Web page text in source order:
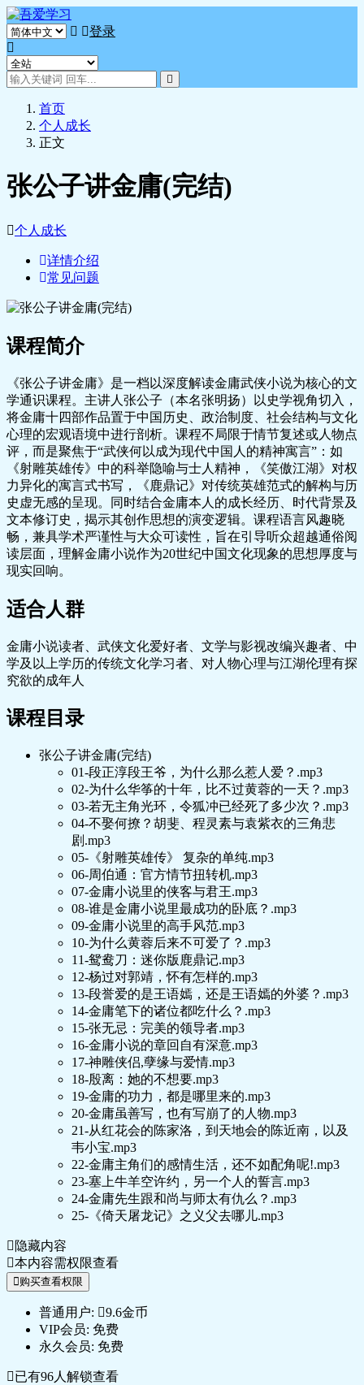
登录
首页
个人成长
正文
张公子讲金庸(完结)
个人成长
详情介绍
常见问题
课程简介
《张公子讲金庸》是一档以深度解读金庸武侠小说为核心的文
学通识课程。主讲人张公子（本名张明扬）以史学视角切入，
将金庸十四部作品置于中国历史、政治制度、社会结构与文化
心理的宏观语境中进行剖析。课程不局限于情节复述或人物点
评，而是聚焦于“武侠何以成为现代中国人的精神寓言”：如
《射雕英雄传》中的科举隐喻与士人精神，《笑傲江湖》对权
力异化的寓言式书写，《鹿鼎记》对传统英雄范式的解构与历
史虚无感的呈现。同时结合金庸本人的成长经历、时代背景及
文本修订史，揭示其创作思想的演变逻辑。课程语言风趣晓
畅，兼具学术严谨性与大众可读性，旨在引导听众超越通俗阅
读层面，理解金庸小说作为20世纪中国文化现象的思想厚度与
现实回响。
适合人群
金庸小说读者、武侠文化爱好者、文学与影视改编兴趣者、中
学及以上学历的传统文化学习者、对人物心理与江湖伦理有探
究欲的成年人
课程目录
张公子讲金庸(完结)
01-段正淳段王爷，为什么那么惹人爱？.mp3
02-为什么华筝的十年，比不过黄蓉的一天？.mp3
03-若无主角光环，令狐冲已经死了多少次？.mp3
04-不娶何撩？胡斐、程灵素与袁紫衣的三角悲
剧.mp3
05-《射雕英雄传》 复杂的单纯.mp3
06-周伯通：官方情节扭转机.mp3
07-金庸小说里的侠客与君王.mp3
08-谁是金庸小说里最成功的卧底？.mp3
09-金庸小说里的高手风范.mp3
10-为什么黄蓉后来不可爱了？.mp3
11-鸳鸯刀：迷你版鹿鼎记.mp3
12-杨过对郭靖，怀有怎样的.mp3
13-段誉爱的是王语嫣，还是王语嫣的外婆？.mp3
14-金庸笔下的诸位都吃什么？.mp3
15-张无忌：完美的领导者.mp3
16-金庸小说的章回自有深意.mp3
17-神雕侠侣,孽缘与爱情.mp3
18-殷离：她的不想要.mp3
19-金庸的功力，都是哪里来的.mp3
20-金庸虽善写，也有写崩了的人物.mp3
21-从红花会的陈家洛，到天地会的陈近南，以及
韦小宝.mp3
22-金庸主角们的感情生活，还不如配角呢!.mp3
23-塞上牛羊空许约，另一个人的誓言.mp3
24-金庸先生跟和尚与师太有仇么？.mp3
25-《倚天屠龙记》之义父去哪儿.mp3
隐藏内容
本内容需权限查看
购买查看权限
普通用户:
9.6金币
VIP会员: 免费
永久会员: 免费
已有96人解锁查看